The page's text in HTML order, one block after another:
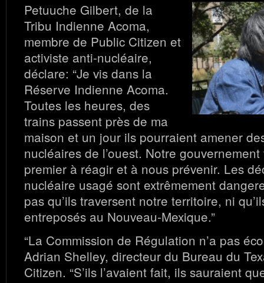
Petuuche Gilbert, de la
Tribu Indienne Acoma,
membre de Public Citizen et
activiste anti-nucléaire,
déclare: “Je vis dans la
Réserve Indienne Acoma.
Toutes les heures, des
trains passent près de ma
maison et un jour ils pourraient amener
nucléaires de l’ouest. Notre
premier à réagir et à nous prévenir. Les
nucléaire usagé sont extrêmement
pas qu’ils traversent notre territoire, ni
entreposés au Nouveau-Mexique.”
“La Commission de Régulation n’a pas
Adrian Shelley, directeur du Bureau du
Citizen. “S’ils l’avaient fait, ils sauraient